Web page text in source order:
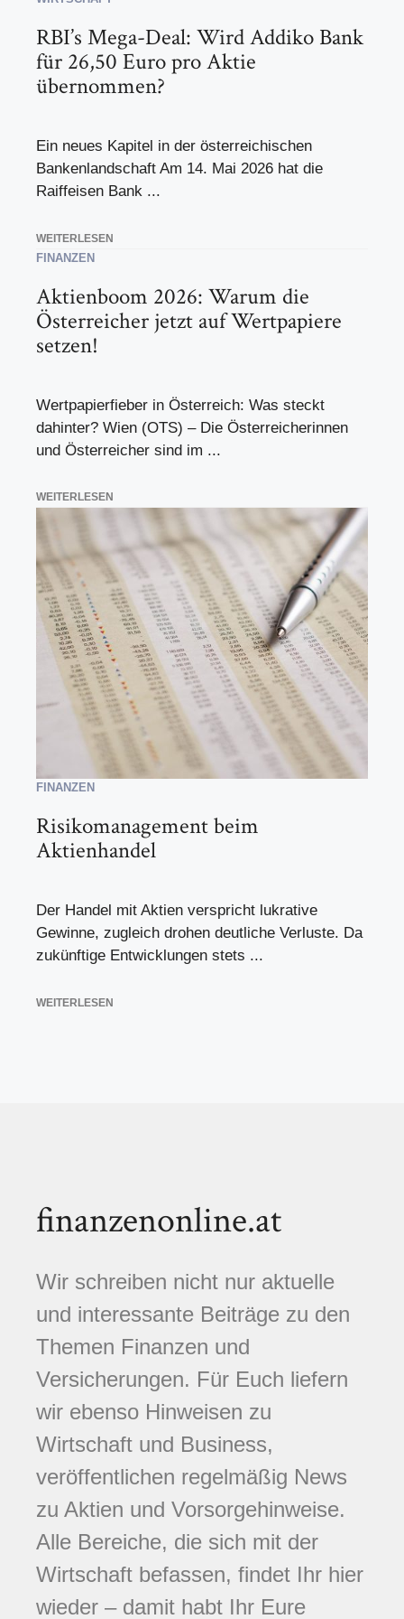
RBI’s Mega-Deal: Wird Addiko Bank
für 26,50 Euro pro Aktie
übernommen?
Ein neues Kapitel in der österreichischen
Bankenlandschaft Am 14. Mai 2026 hat die
Raiffeisen Bank ...
WEITERLESEN
FINANZEN
Aktienboom 2026: Warum die
Österreicher jetzt auf Wertpapiere
setzen!
Wertpapierfieber in Österreich: Was steckt
dahinter? Wien (OTS) – Die Österreicherinnen
und Österreicher sind im ...
WEITERLESEN
FINANZEN
Risikomanagement beim
Aktienhandel
Der Handel mit Aktien verspricht lukrative
Gewinne, zugleich drohen deutliche Verluste. Da
zukünftige Entwicklungen stets ...
WEITERLESEN
finanzenonline.at
Wir schreiben nicht nur aktuelle
und interessante Beiträge zu den
Themen Finanzen und
Versicherungen. Für Euch liefern
wir ebenso Hinweisen zu
Wirtschaft und Business,
veröffentlichen regelmäßig News
zu Aktien und Vorsorgehinweise.
Alle Bereiche, die sich mit der
Wirtschaft befassen, findet Ihr hier
wieder – damit habt Ihr Eure